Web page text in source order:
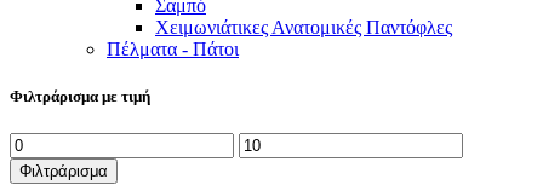
Σαμπό
Χειμωνιάτικες Ανατομικές Παντόφλες
Πέλματα - Πάτοι
Φιλτράρισμα με τιμή
Ελάχιστη
τιμή
Μέγιστη
τιμή
Φιλτράρισμα